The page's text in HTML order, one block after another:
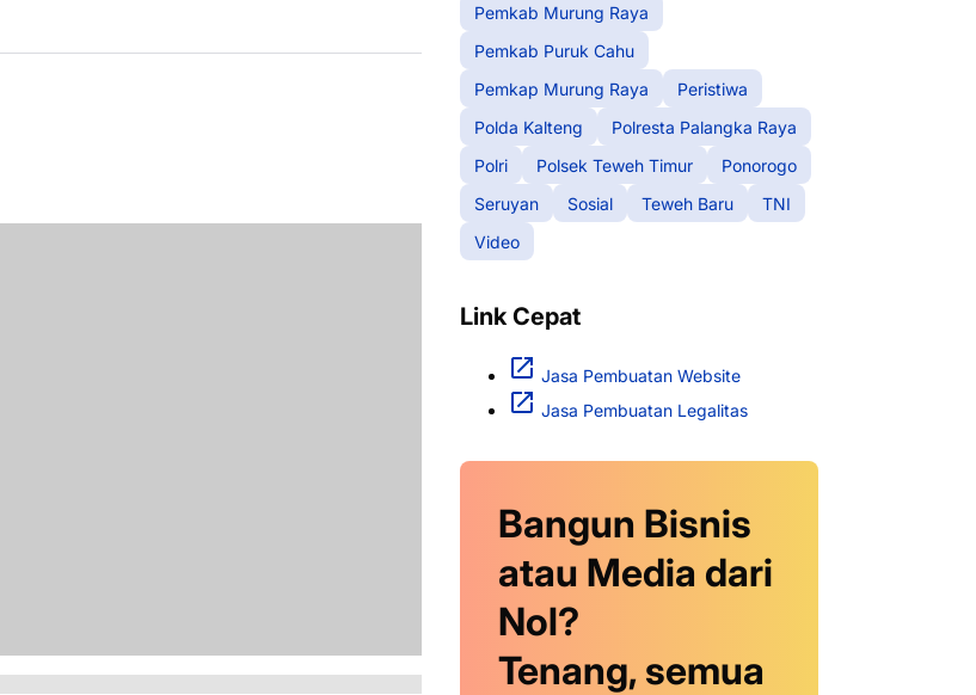
Pemkab Murung Raya
Pemkab Puruk Cahu
Pemkap Murung Raya
Peristiwa
Polda Kalteng
Polresta Palangka Raya
Polri
Polsek Teweh Timur
Ponorogo
Seruyan
Sosial Teweh Baru
TNI
Video
Link Cepat
Jasa Pembuatan Website
Jasa Pembuatan Legalitas
Bangun Bisnis
atau Media dari
Nol?
Tenang, semua